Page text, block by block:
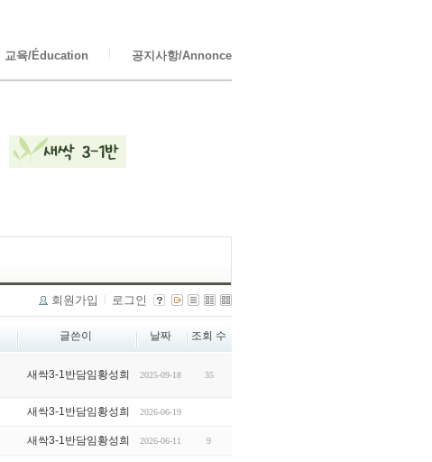
교육/Éducation 공지사항/Annonce
회원가입 로그인
글쓴이 날짜 조회 수
새싹3-1반담임황성희 2025-09-18 35
새싹3-1반담임황성희 2026-06-19
새싹3-1반담임황성희 2026-06-11 9